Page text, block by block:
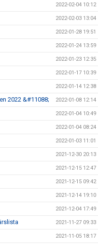
2022-02-04 10:12
2022-02-03 13:04
2022-01-28 19:51
2022-01-24 13:59
2022-01-23 12:35
2022-01-17 10:39
2022-01-14 12:38
2022 &#11088; 2022-01-08 12:14
2022-01-04 10:49
2022-01-04 08:24
2022-01-03 11:01
2021-12-30 20:13
2021-12-15 12:47
2021-12-15 09:42
2021-12-14 19:10
2021-12-04 17:49
2021-11-27 09:33
2021-11-05 18:17